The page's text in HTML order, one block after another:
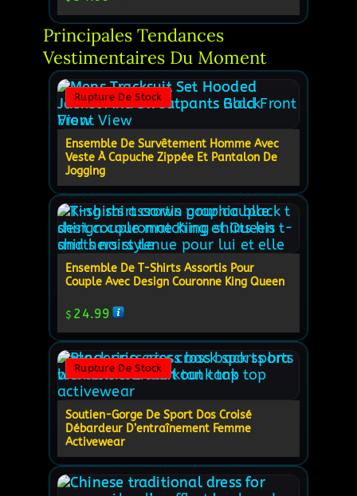
Principales Tendances
Vestimentaires Du Moment
Rupture De Stock
Ensemble De Survêtement Homme Avec
Veste À Capuche Zippée Et Pantalon De
Jogging
Ensemble De T-Shirts Assortis Pour
Couple Avec Design Couronne King Queen
$ 24.99
Rupture De Stock
Soutien-Gorge De Sport Dos Croisé
Débardeur D’entraînement Femme
Activewear